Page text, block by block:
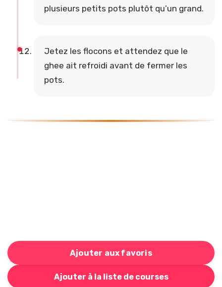
plusieurs petits pots plutôt qu’un grand.
Jetez les flocons et attendez que le
ghee ait refroidi avant de fermer les
pots.
Ajouter aux favoris
Ajouter à la liste de courses
Bouton pour ajouter cette recette à votre liste de